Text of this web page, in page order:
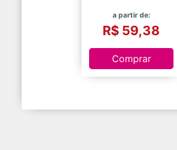
a partir de:
R$ 59,38
Comprar